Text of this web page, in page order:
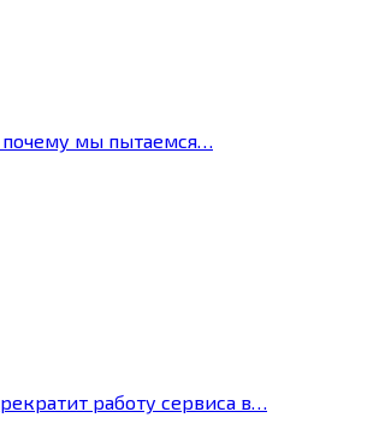
почему мы пытаемся…
работу сервиса в…